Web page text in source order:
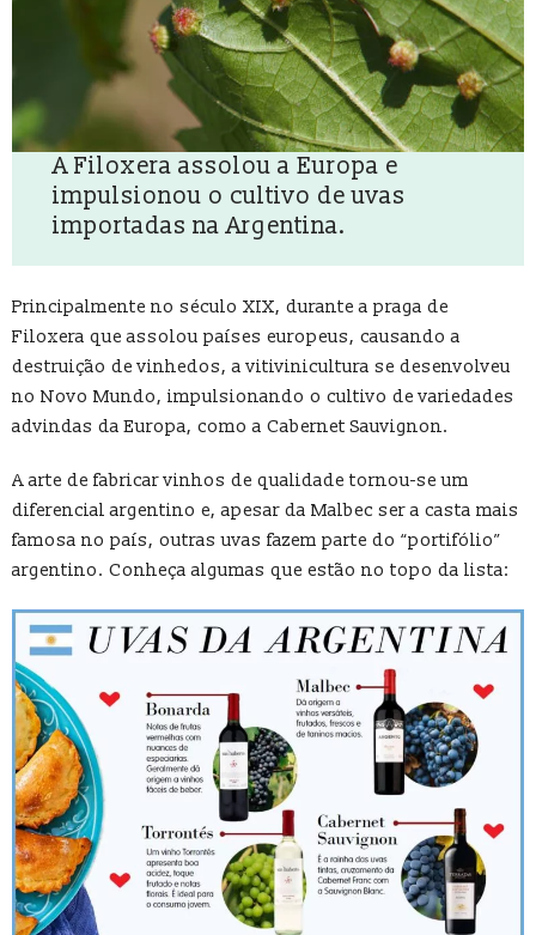
A Filoxera assolou a Europa e
impulsionou o cultivo de uvas
importadas na Argentina.
Principalmente no século XIX, durante a praga de
Filoxera que assolou países europeus, causando a
destruição de vinhedos, a vitivinicultura se desenvolveu
no Novo Mundo, impulsionando o cultivo de variedades
advindas da Europa, como a Cabernet Sauvignon.
A arte de fabricar vinhos de qualidade tornou-se um
diferencial argentino e, apesar da Malbec ser a casta mais
famosa no país, outras uvas fazem parte do “portifólio”
argentino. Conheça algumas que estão no topo da lista: